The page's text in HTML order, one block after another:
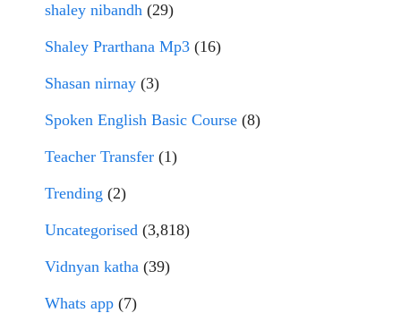
shaley nibandh (29)
Shaley Prarthana Mp3 (16)
Shasan nirnay (3)
Spoken English Basic Course (8)
Teacher Transfer (1)
Trending (2)
Uncategorised (3,818)
Vidnyan katha (39)
Whats app (7)